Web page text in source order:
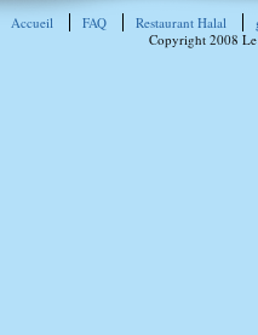
Accueil FAQ Restaurant Halal
Copyright 2008